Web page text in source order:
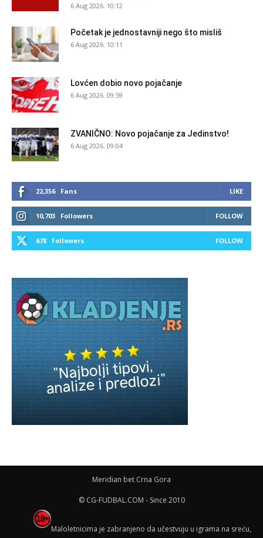
6 Aug 2026. 10:12
Početak je jednostavniji nego što misliš
6 Aug 2026. 10:11
Lovćen dobio novo pojačanje
6 Aug 2026. 09:59
ZVANIČNO: Novo pojačanje za Jedinstvo!
6 Aug 2026. 09:04
22,356 Fans LIKE
10,703 Followers FOLLOW
678 Followers FOLLOW
Meridian bet Crna Gora
© CG-FUDBAL.COM - Since 2010
Maloletnicima je zabranjeno da učestvuju u igrama na sreću,